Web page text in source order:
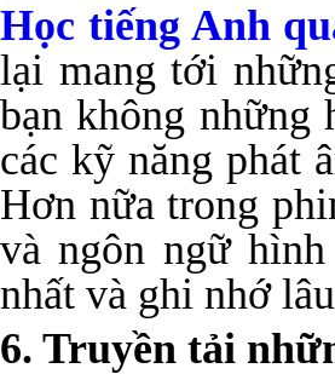
Học tiếng Anh
lại mang tới
bạn không những
các kỹ năng phát
Hơn nữa trong
và ngôn ngữ
nhất và ghi nhớ
6. Truyền tải